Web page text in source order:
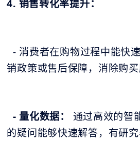
4. 销售转化率提升：
- 消费者在购物过程中能快
销政策或售后保障，消除购买
- 量化数据：
通过高效的智
的疑问能够快速解答，有研